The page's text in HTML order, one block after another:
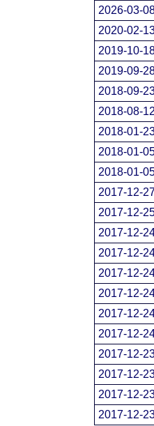
2026-03-
2020-02-
2019-10-
2019-09-
2018-09-
2018-08-
2018-01-
2018-01-
2018-01-
2017-12-
2017-12-
2017-12-
2017-12-
2017-12-
2017-12-
2017-12-
2017-12-
2017-12-
2017-12-
2017-12-
2017-12-